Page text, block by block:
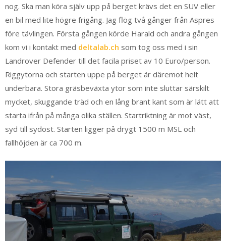
nog. Ska man köra själv upp på berget krävs det en SUV eller
en bil med lite högre frigång. Jag flög två gånger från Aspres
före tävlingen. Första gången körde Harald och andra gången
kom vi i kontakt med deltalab.ch som tog oss med i sin
Landrover Defender till det facila priset av 10 Euro/person.
Riggytorna och starten uppe på berget är däremot helt
underbara. Stora gräsbeväxta ytor som inte sluttar särskilt
mycket, skuggande träd och en lång brant kant som är lätt att
starta ifrån på många olika ställen. Startriktning är mot väst,
syd till sydost. Starten ligger på drygt 1500 m MSL och
fallhöjden är ca 700 m.